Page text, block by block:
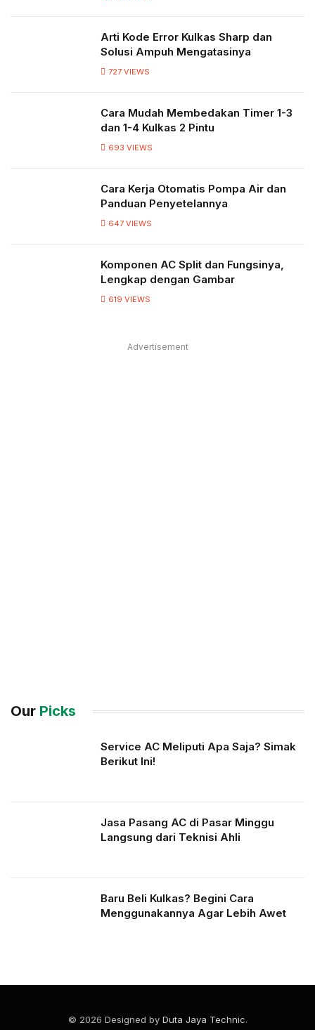
Arti Kode Error Kulkas Sharp dan
Solusi Ampuh Mengatasinya
727 VIEWS
Cara Mudah Membedakan Timer 1-3
dan 1-4 Kulkas 2 Pintu
693 VIEWS
Cara Kerja Otomatis Pompa Air dan
Panduan Penyetelannya
647 VIEWS
Komponen AC Split dan Fungsinya,
Lengkap dengan Gambar
619 VIEWS
Advertisement
Our Picks
Service AC Meliputi Apa Saja? Simak
Berikut Ini!
Jasa Pasang AC di Pasar Minggu
Langsung dari Teknisi Ahli
Baru Beli Kulkas? Begini Cara
Menggunakannya Agar Lebih Awet
© 2026 Designed by Duta Jaya Technic.